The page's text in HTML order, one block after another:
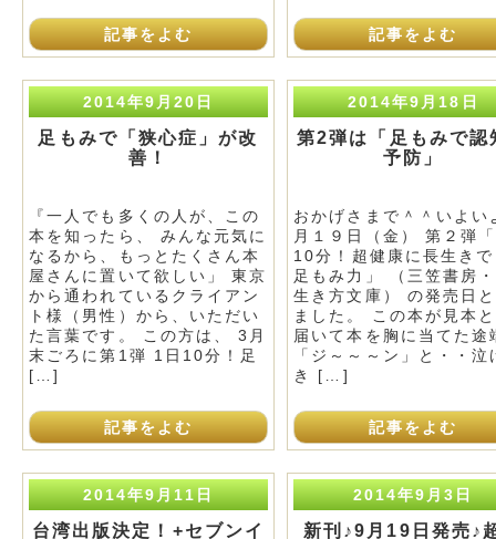
記事をよむ 記事をよむ
2014年9月20日
足もみで「狭心症」が改
善！
『一人でも多くの人が、この
本を知ったら、 みんな元気に
なるから、もっとたくさん本
屋さんに置いて欲しい」 東京
から通われているクライアン
ト様（男性）から、いただい
た言葉です。 この方は、 3月
末ごろに第1弾 1日10分！足
[…]
記事をよむ
2014年9月18日
第2弾は「足もみで認
予防」
おかげさまで＾＾いよい
月１９日（金） 第２弾
10分！超健康に長生き
足もみ力」 （三笠書房
生き方文庫） の発売日
ました。 この本が見本
届いて本を胸に当てた途
「ジ～～～ン」と・・泣
き […]
記事をよむ
2014年9月11日
台湾出版決定！+セブンイ
2014年9月3日
新刊♪9月19日発売♪